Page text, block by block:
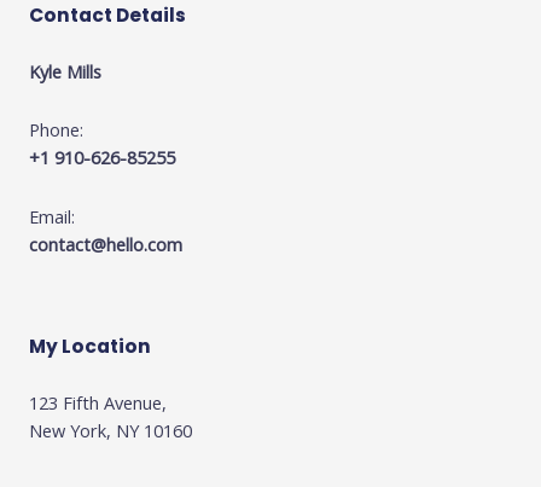
Contact Details
Kyle Mills
Phone:
+1 910-626-85255
Email:
contact@hello.com
My Location
123 Fifth Avenue,
New York, NY 10160